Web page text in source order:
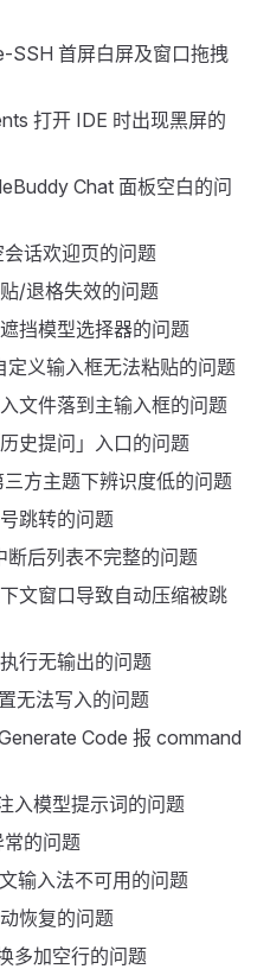
SSH 首屏白屏及窗口拖拽
打开 IDE 时出现黑屏的
Chat 面板空白的问
话欢迎页的问题
/退格失效的问题
挡模型选择器的问题
义输入框无法粘贴的问题
文件落到主输入框的问题
史提问」入口的问题
方主题下辨识度低的问题
跳转的问题
断后列表不完整的问题
文窗口导致自动压缩被跳
行无输出的问题
无法写入的问题
Code 报 command
入模型提示词的问题
的问题
输入法不可用的问题
恢复的问题
多加空行的问题